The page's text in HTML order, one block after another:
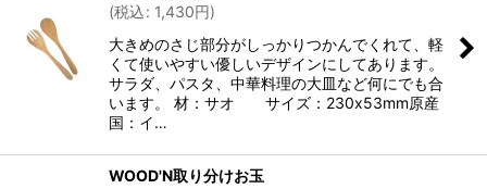
並び順
絞り込む
(税込: 1,430円)
大きめのさじ部分がしっかりつかんでくれて、軽
くて使いやすい優しいデザインにしてあります。
サラダ、パスタ、中華料理の大皿など何にでも合
います。 材：サオ サイズ：230x53mm原産
国：イ…
WOOD'N取り分けお玉